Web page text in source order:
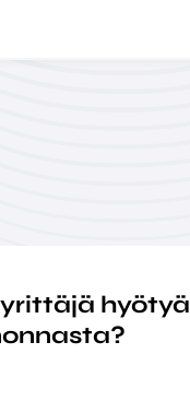
hyötyä